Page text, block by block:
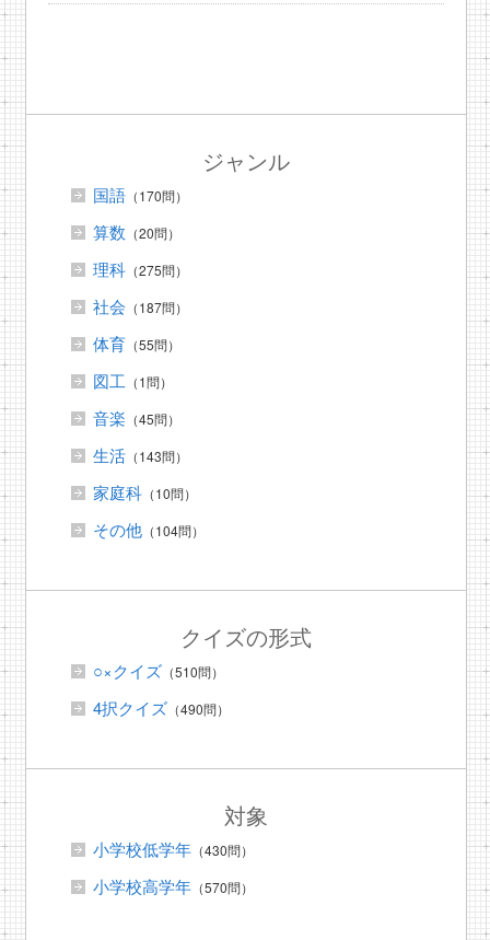
ジャンル
国語（170問）
算数 （20問）
理科（275問）
社会 （187問）
体育（55問）
図工 （1問）
音楽 （45問）
生活（143問）
家庭科（10問）
その他（104問）
クイズの形式
○×クイズ（510問）
4択クイズ（490問）
対象
小学校低学年（430問）
小学校高学年（570問）